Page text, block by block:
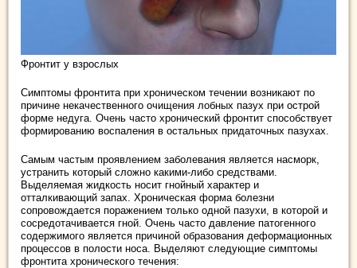
Фронтит у взрослых
Симптомы фронтита при хроническом течении возникают по
причине некачественного очищения лобных пазух при острой
форме недуга. Очень часто хронический фронтит способствует
формированию воспаления в остальных придаточных пазухах.
Самым частым проявлением заболевания является насморк,
устранить который сложно какими-либо средствами.
Выделяемая жидкость носит гнойный характер и
отталкивающий запах. Хроническая форма болезни
сопровождается поражением только одной пазухи, в которой и
сосредотачивается гной. Очень часто давление патогенного
содержимого является причиной образования деформационных
процессов в полости носа. Выделяют следующие симптомы
фронтита хронического течения: